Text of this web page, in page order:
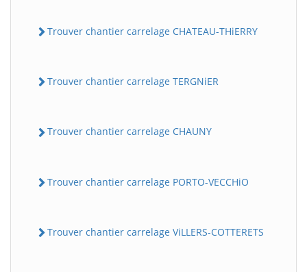
Trouver chantier carrelage CHATEAU-THiERRY
Trouver chantier carrelage TERGNiER
Trouver chantier carrelage CHAUNY
Trouver chantier carrelage PORTO-VECCHiO
Trouver chantier carrelage ViLLERS-COTTERETS